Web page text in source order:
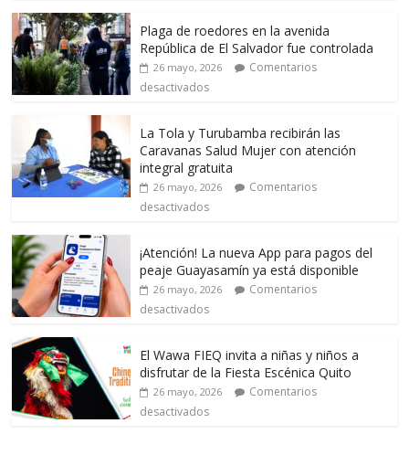
Plaga de roedores en la avenida
República de El Salvador fue controlada
26 mayo, 2026
Comentarios
desactivados
La Tola y Turubamba recibirán las
Caravanas Salud Mujer con atención
integral gratuita
26 mayo, 2026
Comentarios
desactivados
¡Atención! La nueva App para pagos del
peaje Guayasamín ya está disponible
26 mayo, 2026
Comentarios
desactivados
El Wawa FIEQ invita a niñas y niños a
disfrutar de la Fiesta Escénica Quito
26 mayo, 2026
Comentarios
desactivados